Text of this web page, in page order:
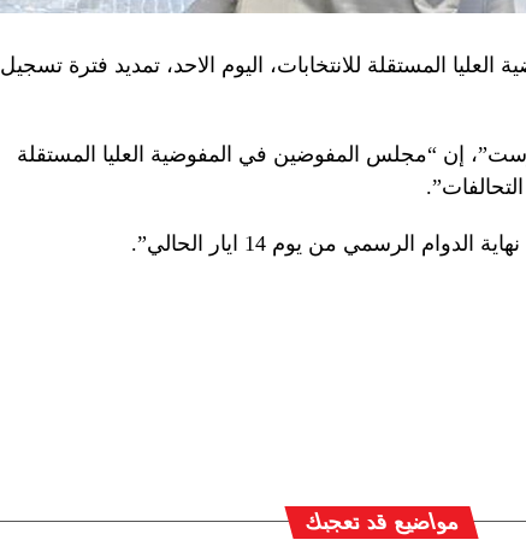
المستقلة للانتخابات، اليوم الاحد، تمديد فترة تسجيل
إن “مجلس المفوضين في المفوضية العليا المستقلة
الرسمي من يوم 14 ايار الحالي”.
مواضيع قد تعجبك